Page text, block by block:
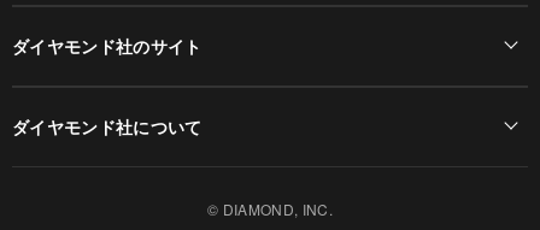
ダイヤモンド社のサイト
ダイヤモンド社について
© DIAMOND, INC.